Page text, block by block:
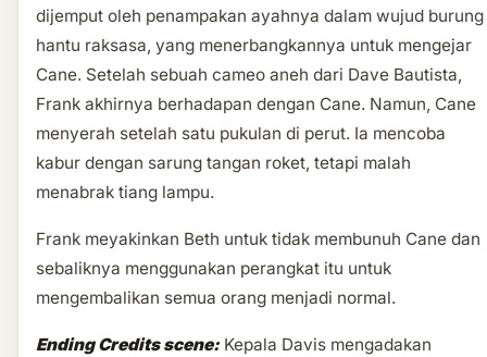
dijemput oleh penampakan ayahnya dalam wujud burung
hantu raksasa, yang menerbangkannya untuk mengejar
Cane. Setelah sebuah cameo aneh dari Dave Bautista,
Frank akhirnya berhadapan dengan Cane. Namun, Cane
menyerah setelah satu pukulan di perut. Ia mencoba
kabur dengan sarung tangan roket, tetapi malah
menabrak tiang lampu.
Frank meyakinkan Beth untuk tidak membunuh Cane dan
sebaliknya menggunakan perangkat itu untuk
mengembalikan semua orang menjadi normal.
Ending Credits scene: Kepala Davis mengadakan